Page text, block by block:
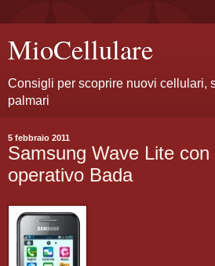
MioCellulare
Consigli per scoprire nuovi cellulari,
palmari
5 febbraio 2011
Samsung Wave Lite
operativo Bada